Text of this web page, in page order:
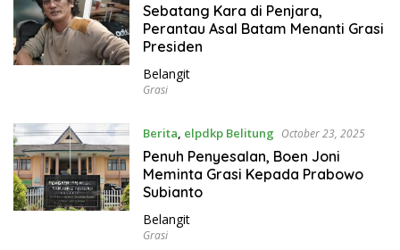
Sebatang Kara di Penjara,
Perantau Asal Batam Menanti Grasi
Presiden
Belangit
Grasi
Berita, elpdkp Belitung October 23, 2025
Penuh Penyesalan, Boen Joni
Meminta Grasi Kepada Prabowo
Subianto
Belangit
Grasi